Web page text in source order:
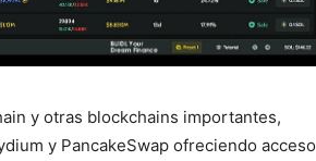
y otras blockchains importantes,
y PancakeSwap ofreciendo acceso